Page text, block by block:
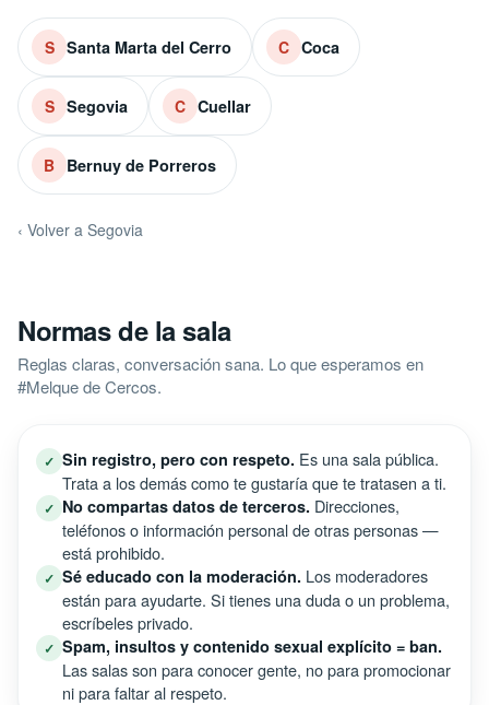
S Santa Marta del Cerro C Coca
S Segovia C Cuellar
B Bernuy de Porreros
‹ Volver a Segovia
Normas de la sala
Reglas claras, conversación sana. Lo que esperamos en
#Melque de Cercos.
✓ Sin registro, pero con respeto. Es una sala pública.
Trata a los demás como te gustaría que te tratasen a ti.
✓ No compartas datos de terceros. Direcciones,
teléfonos o información personal de otras personas —
está prohibido.
✓ Sé educado con la moderación. Los moderadores
están para ayudarte. Si tienes una duda o un problema,
escríbeles privado.
✓ Spam, insultos y contenido sexual explícito = ban.
Las salas son para conocer gente, no para promocionar
ni para faltar al respeto.